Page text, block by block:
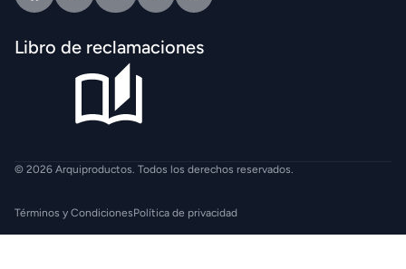
Libro de reclamaciones
© 2026 Arquiproductos. Todos los derechos reservados.
Términos y CondicionesPolítica de privacidad